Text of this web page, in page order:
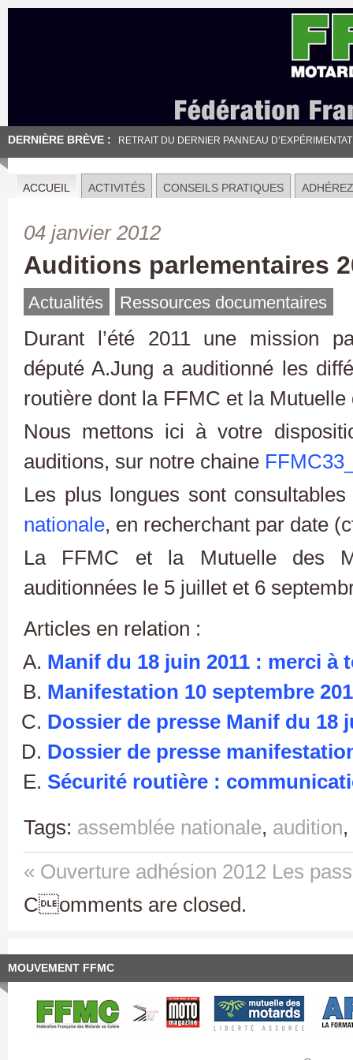
DERNIÈRE BRÈVE : RETRAIT DU DERNIER PANNEAU
ACCUEIL ACTIVITÉS CONSEILS PRATIQUES ADHÉREZ
04 janvier 2012
Auditions parlementaires
Actualités Ressources documentaires
Durant l’été 2011 une mission
député A.Jung a auditionné les
routière dont la FFMC et la Mutuelle
Nous mettons ici à votre
auditions, sur notre chaine
Les plus longues sont
nationale, en recherchant par date
La FFMC et la Mutuelle des
auditionnées le 5 juillet et 6
Articles en relation :
Manif du 18 juin 2011 : merci à
Manifestation 10 septembre
Dossier de presse Manif du 18
Dossier de presse
Sécurité routière :
Tags: assemblée nationale, audition,
« Ouverture adhésion 2012 Les
Comments are closed.
MOUVEMENT FFMC